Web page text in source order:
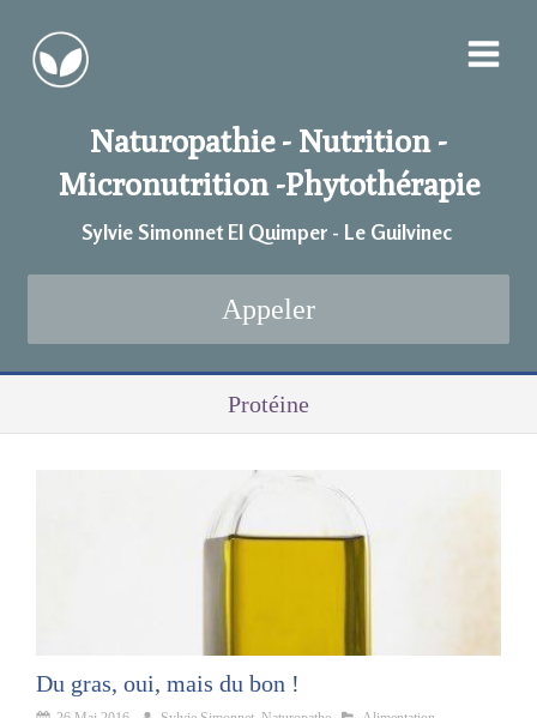
Naturopathie - Nutrition -
Micronutrition -Phytothérapie
Sylvie Simonnet EI Quimper - Le Guilvinec
Appeler
Protéine
Du gras, oui, mais du bon !